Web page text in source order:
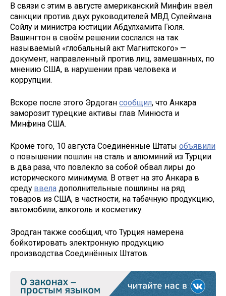
В связи с этим в августе американский Минфин ввёл
санкции против двух руководителей МВД Сулеймана
Сойлу и министра юстиции Абдулхамита Гюля.
Вашингтон в своём решении сослался на так
называемый «глобальный акт Магнитского» —
документ, направленный против лиц, замешанных, по
мнению США, в нарушении прав человека и
коррупции.
Вскоре после этого Эрдоган сообщил, что Анкара
заморозит турецкие активы глав Минюста и
Минфина США.
Кроме того, 10 августа Соединённые Штаты объявили
о повышении пошлин на сталь и алюминий из Турции
в два раза, что повлекло за собой обвал лиры до
исторического минимума. В ответ на это Анкара в
среду ввела дополнительные пошлины на ряд
товаров из США, в частности, на табачную продукцию,
автомобили, алкоголь и косметику.
Эродган также сообщил, что Турция намерена
бойкотировать электронную продукцию
производства Соединённых Штатов.